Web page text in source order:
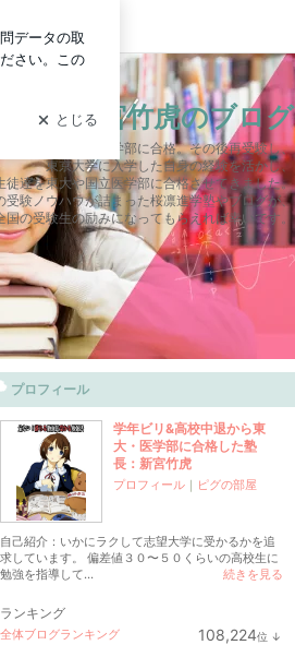
ログイン
長、新宮竹虎のブログ
高校中退後、国立医学部に合格。その後再受験し、
東京大学に入学した自身の経験を活かし、
徒達を東大や国立医学部に合格させてきました。
受験ノウハウが詰まった桜凛進学塾やブログが、
国の受験生の励みになってもらえれば幸いです。
プロフィール
学年ビリ&高校中退から東
大・医学部に合格した塾
長：新宮竹虎
プロフィール ｜ ピグの部屋
自己紹介：いかにラクして志望大学に受かるかを追
求しています。 偏差値３０〜５０くらいの高校生に
勉強を指導して...
続きを見る
ランキング
全体ブログランキング 108,224位 ↓